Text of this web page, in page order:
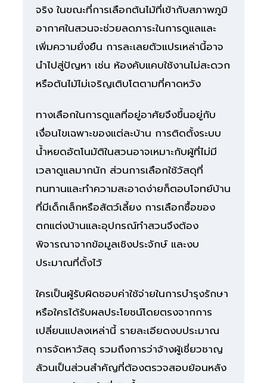
จริง ในขณะที่การเลือกต้นไม้ที่เข้ากับสภาพภูมิ
อากาศในสวนจะช่วยลดภาระในการดูแลและ
เพิ่มความยั่งยืน การละเลยตัวแปรเหล่านี้อาจ
นำไปสู่ปัญหา เช่น ห้องคับแคบใช้งานไม่สะดวก
หรือต้นไม้ไม่เจริญเติบโตตามที่คาดหวัง
ทางเลือกในการดูแลที่อยู่อาศัยจึงขึ้นอยู่กับ
เงื่อนไขเฉพาะของแต่ละบ้าน การติดตั้งระบบ
น้ำหยดอัตโนมัติในสวนอาจเหมาะกับผู้ที่ไม่มี
เวลาดูแลมากนัก ส่วนการเลือกใช้วัสดุที่
ทนทานและทำความสะอาดง่ายก็ตอบโจทย์บ้าน
ที่มีเด็กเล็กหรือสัตว์เลี้ยง การเลือกซื้อของ
ตกแต่งบ้านและอุปกรณ์ทำสวนจึงต้อง
พิจารณาจากข้อมูลเชิงประจักษ์ และงบ
ประมาณที่ตั้งไว้
ใครเป็นผู้รับผิดชอบค่าใช้จ่ายในการบำรุงรักษา
หรือใครได้รับผลประโยชน์โดยตรงจากการ
เปลี่ยนแปลงเหล่านี้ รายละเอียดงบประมาณ
การจัดหาวัสดุ รวมถึงการว่าจ้างผู้เชี่ยวชาญ
ล้วนเป็นส่วนสำคัญที่ต้องตรวจสอบย้อนหลัง